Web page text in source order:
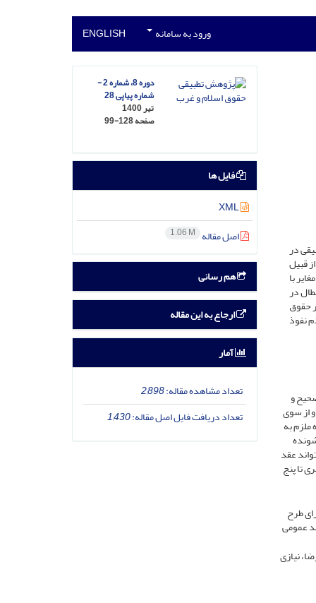
ورود به سامانه ENGLISH
در
قبیل
با
در
حقوق
نفوذ
و
از سوی
ملزم به
عقد
تا پنج
طرح
عمومی
نیازی
دوره 8، شماره 2 -
شماره پیاپی 28
تیر 1400
صفحه99-128
فایل ها
XML
اصل مقاله 1.06 M
هم رسانی
ارجاع به این مقاله
آمار
تعداد مشاهده مقاله:2,898
تعداد دریافت فایل اصل مقاله:1,430